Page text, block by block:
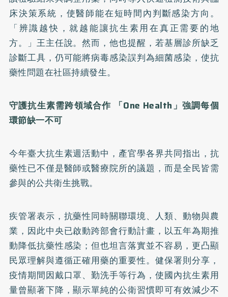
床決策系統，使醫師能在短時間內判斷感染方向。
「辨識越快，就越能讓抗生素用在真正需要的地
方。」王主任說。然而，他也提醒，若基層診所缺乏
診斷工具，仍可能將病毒感染誤判為細菌感染，使抗
藥性問題在社區持續發生。
守護抗生素需跨領域合作 「One Health」強調每個
環節缺一不可
今年臺大抗生素週活動中，產官學各界共同指出，抗
藥性已不僅是醫師或醫療院所的議題，而是全民皆需
參與的公共衛生挑戰。
疾管署表示，抗藥性同時關聯環境、人類、動物與農
業，因此中央已啟動跨部會行動計畫，以五年為期推
動降低抗藥性感染；但也坦言落實並不容易，更凸顯
民眾理解與遵循正確用藥的重要性。健保署則分享，
疫情期間因戴口罩、勤洗手等行為，使國內抗生素用
量曾顯著下降，顯示單純的公衛習慣即可有效減少不